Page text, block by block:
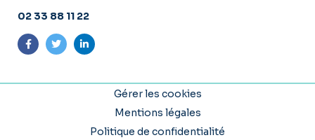
02 33 88 11 22
Suivez-nous sur Facebook
Suivez-nous sur Twitter
Suivez-nous sur LinkedIn
Gérer les cookies
Mentions légales
Politique de confidentialité